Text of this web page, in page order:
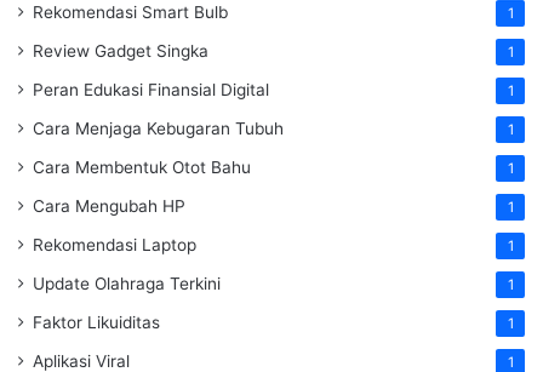
Rekomendasi Smart Bulb 1
Review Gadget Singka 1
Peran Edukasi Finansial Digital 1
Cara Menjaga Kebugaran Tubuh 1
Cara Membentuk Otot Bahu 1
Cara Mengubah HP 1
Rekomendasi Laptop 1
Update Olahraga Terkini 1
Faktor Likuiditas 1
Aplikasi Viral 1